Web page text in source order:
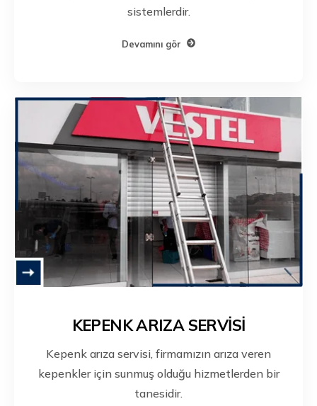
sistemlerdir.
Devamını gör
KEPENK ARIZA SERVİSİ
Kepenk arıza servisi, firmamızın arıza veren
kepenkler için sunmuş olduğu hizmetlerden bir
tanesidir.